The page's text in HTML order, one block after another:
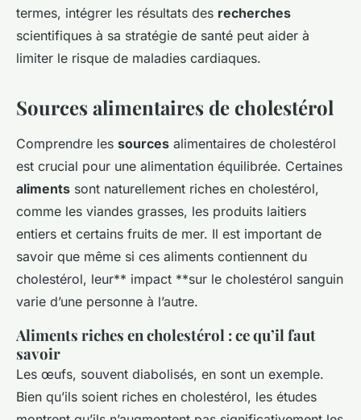
termes, intégrer les résultats des recherches
scientifiques à sa stratégie de santé peut aider à
limiter le risque de maladies cardiaques.
Sources alimentaires de cholestérol
Comprendre les sources alimentaires de cholestérol
est crucial pour une alimentation équilibrée. Certaines
aliments sont naturellement riches en cholestérol,
comme les viandes grasses, les produits laitiers
entiers et certains fruits de mer. Il est important de
savoir que même si ces aliments contiennent du
cholestérol, leur** impact **sur le cholestérol sanguin
varie d’une personne à l’autre.
Aliments riches en cholestérol : ce qu’il faut
savoir
Les œufs, souvent diabolisés, en sont un exemple.
Bien qu’ils soient riches en cholestérol, les études